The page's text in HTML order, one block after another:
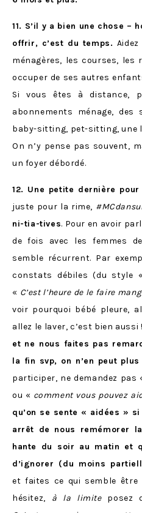
11. S’il y a bien une chose –
offrir, c’est du temps.
ménagères, les courses, les
occuper de ses autres
Si vous êtes à distance,
abonnements ménage, des
baby-sitting, pet-sitting, une
On n’y pense pas souvent,
un foyer débordé.
12. Une petite dernière
juste pour la rime,
ni-tia-tives. Pour en avoir
de fois avec les femmes
semble récurrent. Par
constats débiles (du style
« C’est l’heure de le faire
voir pourquoi bébé pleure,
allez le laver, c’est bien aussi !
et ne nous faites pas
la fin svp, on n’en peut
participer, ne demandez pas
ou « comment vous pouvez
qu’on se sente « aidées »
arrêt de nous remémorer
hante du soir au matin et
d’ignorer (du moins
et faites ce qui semble être
hésitez, à la limiteposez